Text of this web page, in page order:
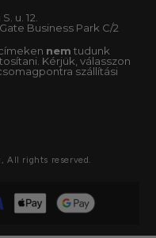
u. 12.
Gate Business Park C/2
nem tudunk
Kérjük, válasszon
szállítási
All rights reserved.